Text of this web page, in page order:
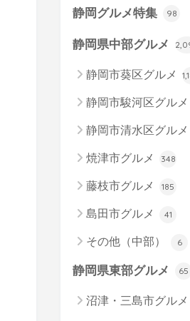
静岡グルメ特集 98
静岡県中部グルメ
静岡市葵区グルメ
静岡市駿河区グルメ
静岡市清水区グルメ
焼津市グルメ 348
藤枝市グルメ 185
島田市グルメ 41
その他（中部） 6
静岡県東部グルメ 65
沼津・三島市グルメ